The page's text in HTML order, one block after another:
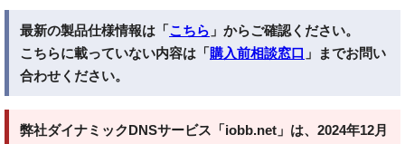
最新の製品仕様情報は「こちら 」からご確認ください。
こちらに載っていない内容は「購入前相談窓口 」までお問い
合わせください。
弊社ダイナミックDNSサービス「iobb.net」は、2024年12月